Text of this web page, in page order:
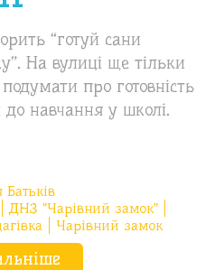
“готуй сани
На вулиці ще тільки
про готовність
до навчання у школі.
ДНЗ "Чарівний замок"
Чарівний замок